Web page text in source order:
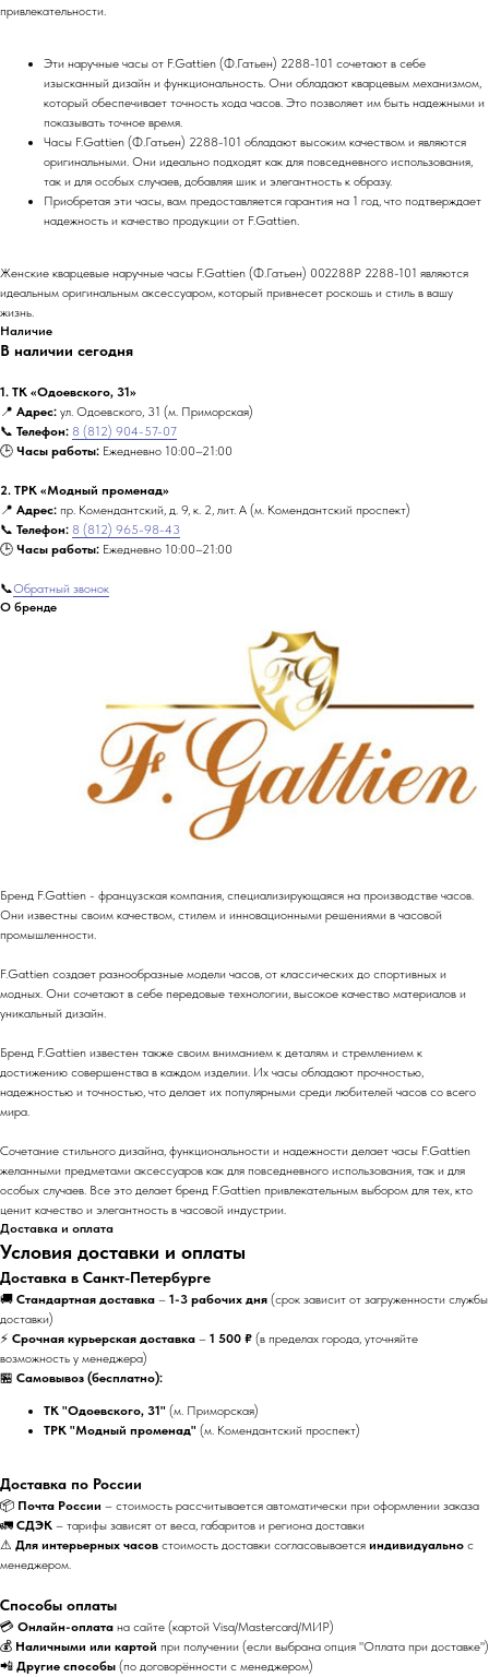
привлекательности.
Эти наручные часы от F.Gattien (Ф.Гатьен) 2288-101 сочетают в себе
изысканный дизайн и функциональность. Они обладают кварцевым механизмом,
который обеспечивает точность хода часов. Это позволяет им быть надежными и
показывать точное время.
Часы F.Gattien (Ф.Гатьен) 2288-101 обладают высоким качеством и являются
оригинальными. Они идеально подходят как для повседневного использования,
так и для особых случаев, добавляя шик и элегантность к образу.
Приобретая эти часы, вам предоставляется гарантия на 1 год, что подтверждает
надежность и качество продукции от F.Gattien.
Женские кварцевые наручные часы F.Gattien (Ф.Гатьен) 002288P 2288-101 являются
идеальным оригинальным аксессуаром, который привнесет роскошь и стиль в вашу
жизнь.
Наличие
В наличии сегодня
1. ТК «Одоевского, 31»
📍 Адрес: ул. Одоевского, 31 (м. Приморская)
📞 Телефон: 8 (812) 904-57-07
🕒 Часы работы: Ежедневно 10:00–21:00
2. ТРК «Модный променад»
📍 Адрес: пр. Комендантский, д. 9, к. 2, лит. А (м. Комендантский проспект)
📞 Телефон: 8 (812) 965-98-43
🕒 Часы работы: Ежедневно 10:00–21:00
📞Обратный звонок
О бренде
Бренд F.Gattien - французская компания, специализирующаяся на производстве часов.
Они известны своим качеством, стилем и инновационными решениями в часовой
промышленности.
F.Gattien создает разнообразные модели часов, от классических до спортивных и
модных. Они сочетают в себе передовые технологии, высокое качество материалов и
уникальный дизайн.
Бренд F.Gattien известен также своим вниманием к деталям и стремлением к
достижению совершенства в каждом изделии. Их часы обладают прочностью,
надежностью и точностью, что делает их популярными среди любителей часов со всего
мира.
Сочетание стильного дизайна, функциональности и надежности делает часы F.Gattien
желанными предметами аксессуаров как для повседневного использования, так и для
особых случаев. Все это делает бренд F.Gattien привлекательным выбором для тех, кто
ценит качество и элегантность в часовой индустрии.
Доставка и оплата
Условия доставки и оплаты
Доставка в Санкт-Петербурге
🚚 Стандартная доставка – 1-3 рабочих дня (срок зависит от загруженности службы
доставки)
⚡ Срочная курьерская доставка – 1 500 ₽ (в пределах города, уточняйте
возможность у менеджера)
🏪 Самовывоз (бесплатно):
ТК "Одоевского, 31" (м. Приморская)
ТРК "Модный променад" (м. Комендантский проспект)
Доставка по России
📦 Почта России – стоимость рассчитывается автоматически при оформлении заказа
🚛 СДЭК – тарифы зависят от веса, габаритов и региона доставки
⚠ Для интерьерных часов стоимость доставки согласовывается индивидуально с
менеджером.
Способы оплаты
💳 Онлайн-оплата на сайте (картой Visa/Mastercard/МИР)
💰 Наличными или картой при получении (если выбрана опция "Оплата при доставке")
📲 Другие способы (по договорённости с менеджером)